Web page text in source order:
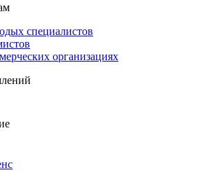
специалистов
организациях